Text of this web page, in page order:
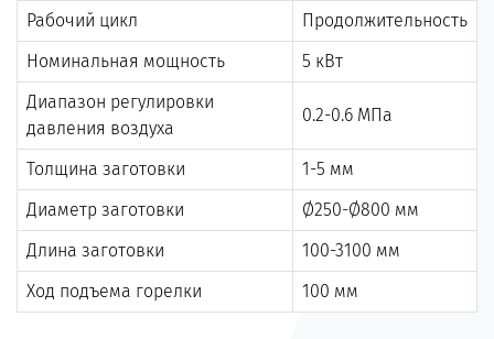
Рабочий цикл
Продолжительность
Номинальная мощность
5 кВт
Диапазон регулировки
давления воздуха
0.2-0.6 МПа
Толщина заготовки
1-5 мм
Диаметр заготовки
Ø250-Ø800 мм
Длина заготовки
100-3100 мм
Ход подъема горелки
100 мм